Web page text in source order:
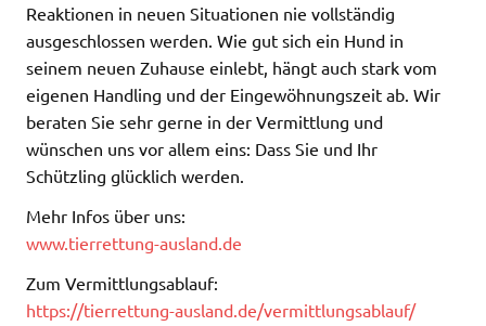
Reaktionen in neuen Situationen nie vollständig
ausgeschlossen werden. Wie gut sich ein Hund in
seinem neuen Zuhause einlebt, hängt auch stark vom
eigenen Handling und der Eingewöhnungszeit ab. Wir
beraten Sie sehr gerne in der Vermittlung und
wünschen uns vor allem eins: Dass Sie und Ihr
Schützling glücklich werden.
Mehr Infos über uns:
www.tierrettung-ausland.de
Zum Vermittlungsablauf:
https://tierrettung-ausland.de/vermittlungsablauf/